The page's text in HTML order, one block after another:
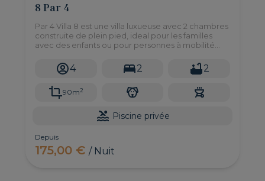
8 Par 4
Par 4 Villa 8 est une villa luxueuse avec 2 chambres
construite de plein pied, ideal pour les familles
avec des enfants ou pour personnes à mobilité
4 2 2
90m2
Piscine privée
Depuis
175,00 €/ Nuit